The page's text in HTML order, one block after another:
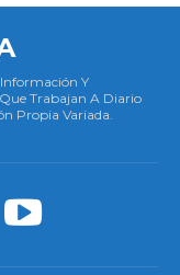
Información Y
Trabajan A Diario
Propia Variada.